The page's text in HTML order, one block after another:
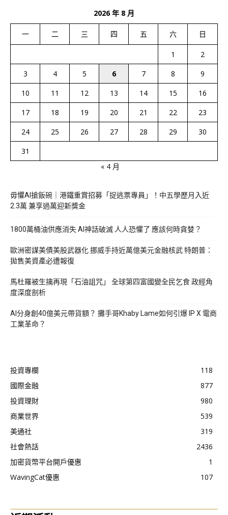
2026 年 8 月
一 二 三 四 五 六 日
1
2
3
4 5 6 7 8
9
10
11 12 13 14 15
16
17
18 19 20 21 22
23
24
25 26 27 28 29
30
31
« 4 月
毋懼AI搶飯碗｜港鐵重賞招募「捉逃票專員」！中五學歷月入近
2.3萬 兼享過萬迎新獎金
1800萬桶油供應消失 AI神話破滅 人人恐懼了 應該何時貪婪？
歐洲密謀美債美股武器化 挪威手持近萬億美元金融核武 特朗普：
拋售美資產必遭報復
馬杜羅被生擒再現「石油詛咒」 全球第四富國變全民乞食 政經角
度深度剖析
AI分身創40億美元帶貨額？ 攤手哥Khaby Lame如何引爆 IP X 電商
工業革命？
投資專欄
118
國際金融
877
投資理財
980
商業世界
539
美通社
319
社會熱話
2436
加密貨幣平台開戶優惠
1
WavingCat優惠
107